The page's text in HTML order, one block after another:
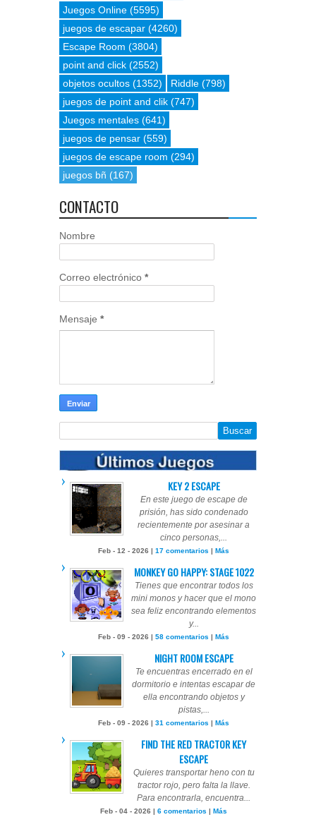
Juegos Online (5595)
juegos de escapar (4260)
Escape Room (3804)
point and click (2552)
objetos ocultos (1352) Riddle (798)
juegos de point and clik (747)
Juegos mentales (641)
juegos de pensar (559)
juegos de escape room (294)
juegos bñ (167)
CONTACTO
Nombre
Correo electrónico *
Mensaje *
KEY 2 ESCAPE
En este juego de escape de
prisión, has sido condenado
recientemente por asesinar a
cinco personas,...
Feb - 12 - 2026 | 17 comentarios | Más
MONKEY GO HAPPY: STAGE 1022
Tienes que encontrar todos los
mini monos y hacer que el mono
sea feliz encontrando elementos
y...
Feb - 09 - 2026 | 58 comentarios | Más
NIGHT ROOM ESCAPE
Te encuentras encerrado en el
dormitorio e intentas escapar de
ella encontrando objetos y
pistas,...
Feb - 09 - 2026 | 31 comentarios | Más
FIND THE RED TRACTOR KEY
ESCAPE
Quieres transportar heno con tu
tractor rojo, pero falta la llave.
Para encontrarla, encuentra...
Feb - 04 - 2026 | 6 comentarios | Más